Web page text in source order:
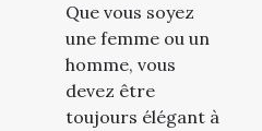
Que vous soyez
une femme ou un
homme, vous
devez être
toujours élégant à